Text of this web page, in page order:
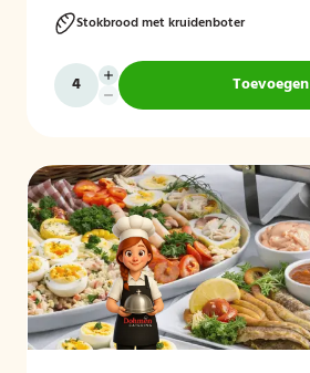
Stokbrood met kruidenboter
Toevoegen